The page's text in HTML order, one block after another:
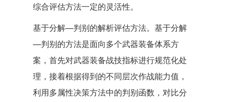
综合评估方法一定的灵活性。
基于分解—判别的解析评估方法。基于分解
—判别的方法是面向多个武器装备体系方
案，首先对武器装备战技指标进行规范化处
理，接着根据得到的不同层次作战能力值，
利用多属性决策方法中的判别函数，对比分